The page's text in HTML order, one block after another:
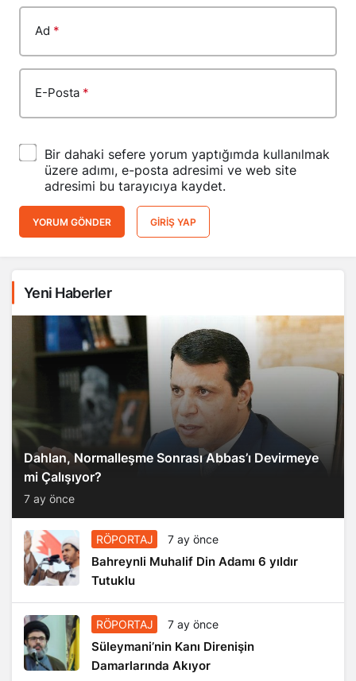
Ad *
E-Posta *
Bir dahaki sefere yorum yaptığımda kullanılmak
üzere adımı, e-posta adresimi ve web site
adresimi bu tarayıcıya kaydet.
YORUM GÖNDER GIRIŞ YAP
Yeni Haberler
Dahlan, Normalleşme Sonrası Abbas’ı Devirmeye
mi Çalışıyor?
7 ay önce
RÖPORTAJ 7 ay önce
Bahreynli Muhalif Din Adamı 6 yıldır
Tutuklu
RÖPORTAJ 7 ay önce
Süleymani’nin Kanı Direnişin
Damarlarında Akıyor